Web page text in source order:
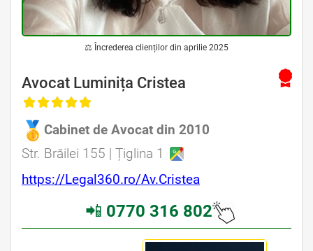
⚖ Încrederea clienților din aprilie 2025
Avocat Luminița Cristea
Cabinet de Avocat din 2010
Str. Brăilei 155 | Țiglina 1
https://Legal360.ro/Av.Cristea
📲 0770 316 802